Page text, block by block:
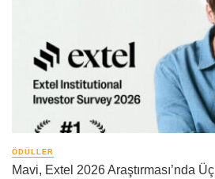
ÖDÜLLER
Mavi, Extel 2026 Araştırması’nda